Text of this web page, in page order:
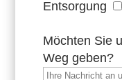
Entsorgung
Möchten Sie
Weg geben?